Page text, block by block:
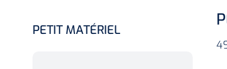
Diagnostic
PETIT MATÉRIEL